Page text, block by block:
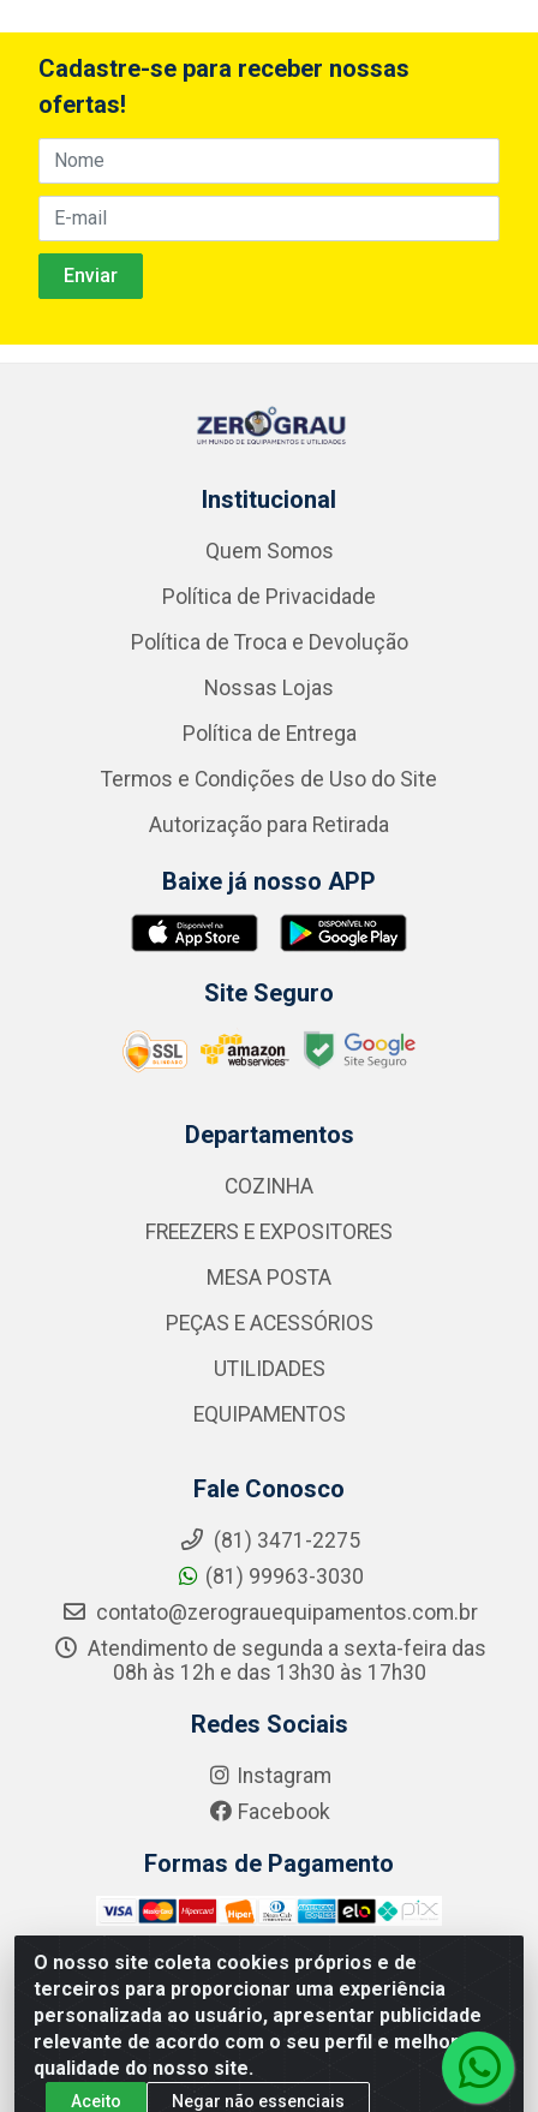
O nosso site coleta cookies próprios e de
terceiros para proporcionar uma experiência
personalizada ao usuário, apresentar publicidade
relevante de acordo com o seu perfil e melhorar a
qualidade do nosso site.
Aceito Negar não essenciais
Cadastre-se para receber nossas
ofertas!
Institucional
Quem Somos
Política de Privacidade
Política de Troca e Devolução
Nossas Lojas
Política de Entrega
Termos e Condições de Uso do Site
Autorização para Retirada
Baixe já nosso APP
Site Seguro
Departamentos
COZINHA
FREEZERS E EXPOSITORES
MESA POSTA
PEÇAS E ACESSÓRIOS
UTILIDADES
EQUIPAMENTOS
Fale Conosco
(81) 3471-2275
(81) 99963-3030
contato@zerograuequipamentos.com.br
Atendimento de segunda a sexta-feira das
08h às 12h e das 13h30 às 17h30
Redes Sociais
Instagram
Facebook
Formas de Pagamento
Zero Grau - Rua Jean Emile Favre, 746 - Ipsep,
Recife/PE - CEP 51.190-450 - CNPJ 09.132.989/0001-61